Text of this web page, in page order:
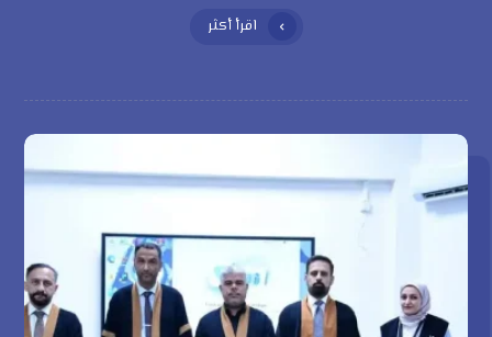
اقرأ أكثر